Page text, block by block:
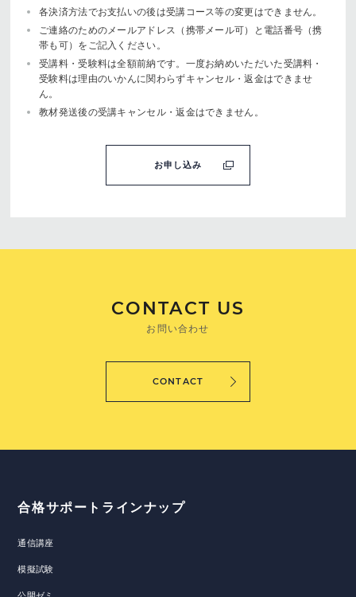
各決済方法でお支払いの後は受講コース等の変更はできません。
ご連絡のためのメールアドレス（携帯メール可）と電話番号（携
帯も可）をご記入ください。
受講料・受験料は全額前納です。一度お納めいただいた受講料・
受験料は理由のいかんに関わらずキャンセル・返金はできませ
ん。
教材発送後の受講キャンセル・返金はできません。
お申し込み
CONTACT US
お問い合わせ
CONTACT
合格サポートラインナップ
通信講座
模擬試験